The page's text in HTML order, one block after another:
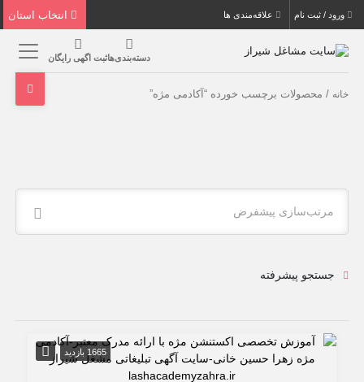
ورود / ثبت نام علاقه‌مندی ها
دسته‌بندی‌هاثبت اگهی رایگان
خانه / محصولات برچسب خورده “آکادمی مژه”
مرتب‌سازی پیشفرض
جستجو پیشرفته
1665 بازدید